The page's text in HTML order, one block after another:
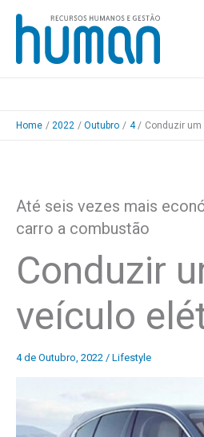
Skip
content
Home 2022 Outubro 4 Conduzir
Até seis vezes mais
carro a combustão
Conduzir
veículo
4 de Outubro, 2022 / Lifestyle